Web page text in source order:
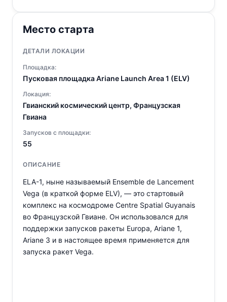
Место старта
ДЕТАЛИ ЛОКАЦИИ
Площадка:
Пусковая площадка Ariane Launch Area 1 (ELV)
Локация:
Гвианский космический центр, Французская
Гвиана
Запусков с площадки:
55
ОПИСАНИЕ
ELA-1, ныне называемый Ensemble de Lancement
Vega (в краткой форме ELV), — это стартовый
комплекс на космодроме Centre Spatial Guyanais
во Французской Гвиане. Он использовался для
поддержки запусков ракеты Europa, Ariane 1,
Ariane 3 и в настоящее время применяется для
запуска ракет Vega.